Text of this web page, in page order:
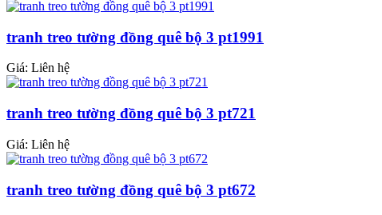
tranh treo tường đồng quê bộ 3 pt1991
Giá: Liên hệ
tranh treo tường đồng quê bộ 3 pt721
Giá: Liên hệ
tranh treo tường đồng quê bộ 3 pt672